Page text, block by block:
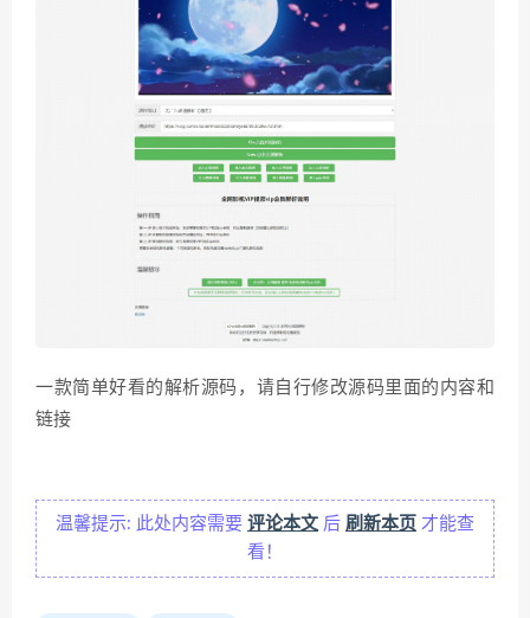
一款简单好看的解析源码，请自行修改源码里面的内容和
链接
温馨提示: 此处内容需要 评论本文 后 刷新本页 才能查
看！